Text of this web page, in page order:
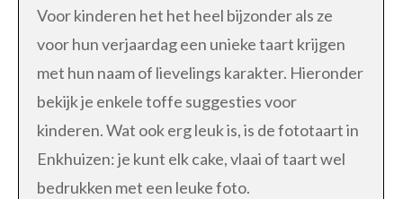
Voor kinderen het het heel bijzonder als ze
voor hun verjaardag een unieke taart krijgen
met hun naam of lievelings karakter. Hieronder
bekijk je enkele toffe suggesties voor
kinderen. Wat ook erg leuk is, is de fototaart in
Enkhuizen: je kunt elk cake, vlaai of taart wel
bedrukken met een leuke foto.